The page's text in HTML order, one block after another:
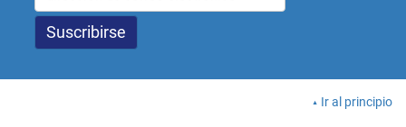
Ir al principio